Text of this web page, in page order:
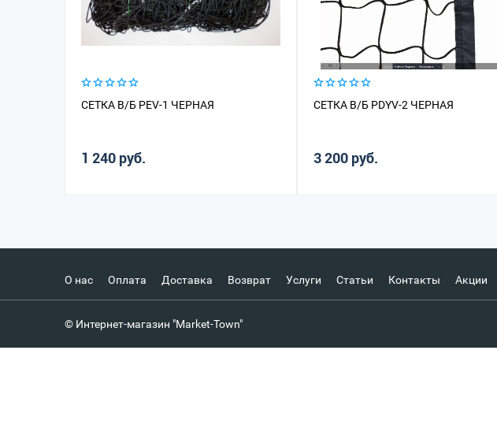
СЕТКА В/Б PEV-1 ЧЕРНАЯ
1 240 руб.
СЕТКА В/Б PDYV-2 ЧЕРНАЯ
3 200 руб.
О нас Оплата Доставка Возврат Услуги Статьи Контакты Акции
© Интернет-магазин "Market-Town"